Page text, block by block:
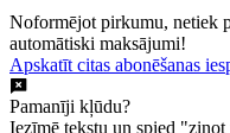
Noformējot pirkumu, netiek
automātiski maksājumi!
Apskatīt citas abonēšanas
Pamanīji kļūdu?
Iezīmē tekstu un spied